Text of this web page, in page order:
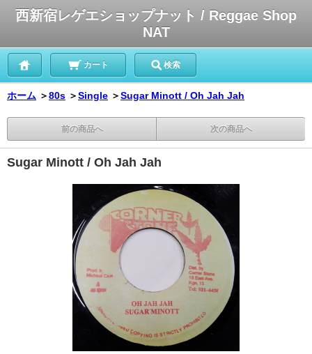
西新宿レゲエショップナット / Reggae Shop
NAT
カート 検索
ホーム ＞80s ＞Single ＞Sugar Minott / Oh Jah Jah
前の商品へ 次の商品へ
Sugar Minott / Oh Jah Jah